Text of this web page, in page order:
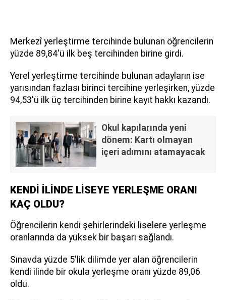
Merkezî yerleştirme tercihinde bulunan öğrencilerin
yüzde 89,84'ü ilk beş tercihinden birine girdi.
Yerel yerleştirme tercihinde bulunan adayların ise
yarısından fazlası birinci tercihine yerleşirken, yüzde
94,53'ü ilk üç tercihinden birine kayıt hakkı kazandı.
Okul kapılarında yeni
dönem: Kartı olmayan
içeri adımını atamayacak
KENDİ İLİNDE LİSEYE YERLEŞME ORANI
KAÇ OLDU?
Öğrencilerin kendi şehirlerindeki liselere yerleşme
oranlarında da yüksek bir başarı sağlandı.
Sınavda yüzde 5'lik dilimde yer alan öğrencilerin
kendi ilinde bir okula yerleşme oranı yüzde 89,06
oldu.